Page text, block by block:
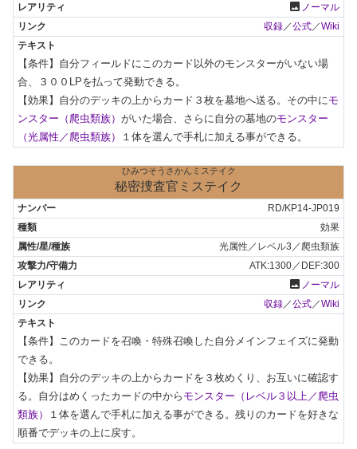
photo ノーマル
収録 ／公式 ／Wiki
【条件】自分フィールドにこのカード以外のモンスターがいない場
合、３００LPを払って発動できる。
【効果】自分のデッキの上からカード３枚を墓地へ送る。その中に モ
ンスター（爬虫類族） がいた場合、さらに自分の墓地のモンスター
（光属性／爬虫類族）
１体を選んで手札に加える事ができる。
ひみつそうさかんミステイク
秘密捜査官ミステイク
RD/KP14-JP019
効果
光属性／レベル3／爬虫類族
ATK:1300／DEF:300
photo ノーマル
収録／公式／Wiki
【条件】このカードを召喚・特殊召喚した自分メインフェイズに発動
できる。
【効果】自分のデッキの上からカードを３枚めくり、お互いに確認す
る。自分はめくったカードの中から モンスター（レベル３以上／爬虫
類族）
１体を選んで手札に加える事ができる。残りのカードを好きな
順番でデッキの上に戻す。